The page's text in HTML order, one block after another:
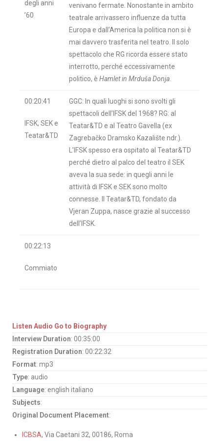
degli anni
’60
venivano fermate. Nonostante in ambito
teatrale arrivassero influenze da tutta
Europa e dall’America la politica non si è
mai davvero trasferita nel teatro. Il solo
spettacolo che RG ricorda essere stato
interrotto, perché eccessivamente
politico, è Hamlet in Mrduša Donja
00:20:41
IFSK, SEK e
Teatar&TD
GGC: In quali luoghi si sono svolti gli
spettacoli dell’IFSK del 1968? RG: al
Teatar&TD e al Teatro Gavella (ex
Zagrebačko Dramsko Kazalište ndr.).
L’IFSK spesso era ospitato al Teatar&TD
perché dietro al palco del teatro il SEK
aveva la sua sede: in quegli anni le
attività di IFSK e SEK sono molto
connesse. Il Teatar&TD, fondato da
Vjeran Zuppa, nasce grazie al successo
dell’IFSK.
00:22:13
Commiato
Listen Audio Go to Biography
Interview Duration: 00:35:00
Registration Duration: 00:22:32
Format: mp3
Type: audio
Language: english italiano
Subjects:
Original Document Placement:
ICBSA, Via Caetani 32, 00186, Roma